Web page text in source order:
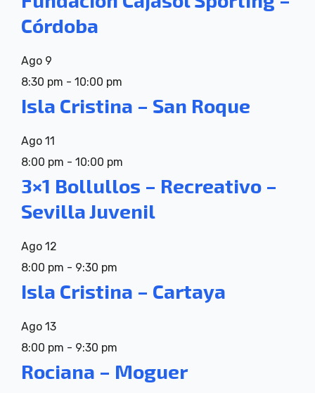
Córdoba
Ago 9
8:30 pm - 10:00 pm
Isla Cristina – San Roque
Ago 11
8:00 pm - 10:00 pm
3×1 Bollullos – Recreativo –
Sevilla Juvenil
Ago 12
8:00 pm - 9:30 pm
Isla Cristina – Cartaya
Ago 13
8:00 pm - 9:30 pm
Rociana – Moguer